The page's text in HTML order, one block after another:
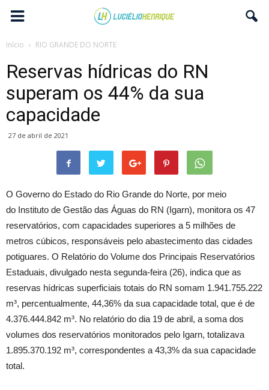
Início RIO GRANDE DO NORTE
Reservas hídricas do RN
superam os 44% da sua
capacidade
27 de abril de 2021
O Governo do Estado do Rio Grande do Norte, por meio
do Instituto de Gestão das Águas do RN (Igarn), monitora os 47
reservatórios, com capacidades superiores a 5 milhões de
metros cúbicos, responsáveis pelo abastecimento das cidades
potiguares. O Relatório do Volume dos Principais Reservatórios
Estaduais, divulgado nesta segunda-feira (26), indica que as
reservas hídricas superficiais totais do RN somam 1.941.755.222
m³, percentualmente, 44,36% da sua capacidade total, que é de
4.376.444.842 m³. No relatório do dia 19 de abril, a soma dos
volumes dos reservatórios monitorados pelo Igarn, totalizava
1.895.370.192 m³, correspondentes a 43,3% da sua capacidade
total.